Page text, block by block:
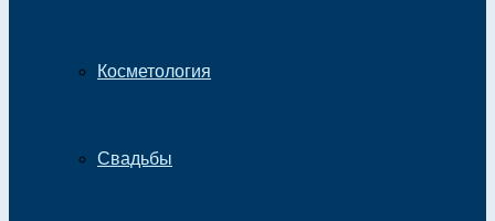
Косметология
Свадьбы